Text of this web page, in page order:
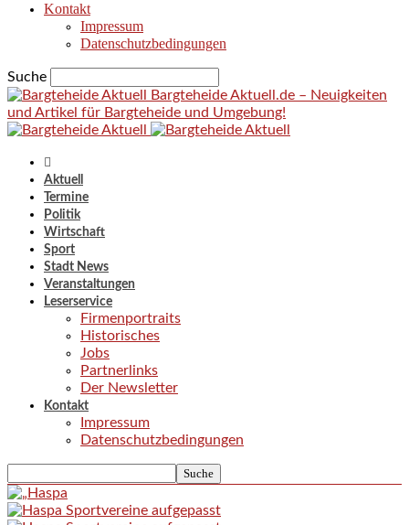
Kontakt
Impressum
Datenschutzbedingungen
Suche
Bargteheide Aktuell.de – Neuigkeiten
und Artikel für Bargteheide und Umgebung!
Aktuell
Termine
Politik
Wirtschaft
Sport
Stadt News
Veranstaltungen
Leserservice
Firmenportraits
Historisches
Jobs
Partnerlinks
Der Newsletter
Kontakt
Impressum
Datenschutzbedingungen